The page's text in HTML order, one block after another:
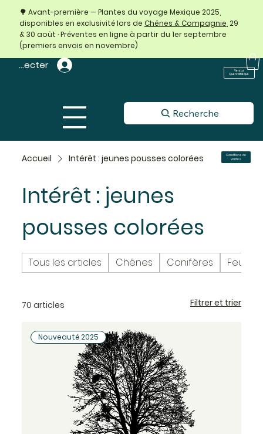
connecter
Recherche
Vers La
Quercothèque
🌳 Avant-première — Plantes du voyage Mexique 2025,
disponibles en exclusivité lors de Chênes & Compagnie, 29
& 30 août · Préventes en ligne à partir du 1er septembre
(premiers envois en novembre)
Accueil Intérêt : jeunes pousses colorées
Intérêt : jeunes
pousses colorées
Tous les articles Chênes Conifères Feuillus
70 articles Filtrer et trier
Nouveauté 2025
Conditions de
ventes